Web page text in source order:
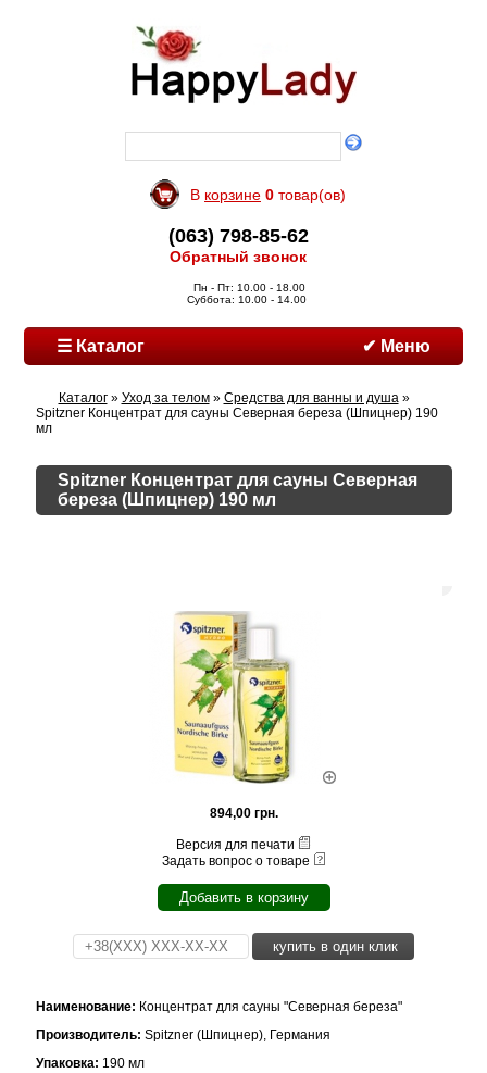
В корзине 0 товар(ов)
(063) 798-85-62
Обратный звонок
Пн - Пт: 10.00 - 18.00
Суббота: 10.00 - 14.00
☰ Каталог ✔ Меню
Каталог» Уход за телом» Средства для ванны и душа»
Spitzner Концентрат для сауны Северная береза (Шпицнер) 190
мл
Spitzner Концентрат для сауны Северная
береза (Шпицнер) 190 мл
894,00 грн.
Версия для печати
Задать вопрос о товаре
Добавить в корзину
купить в один клик
Наименование: Концентрат для сауны "Северная береза"
Производитель: Spitzner (Шпицнер), Германия
Упаковка: 190 мл